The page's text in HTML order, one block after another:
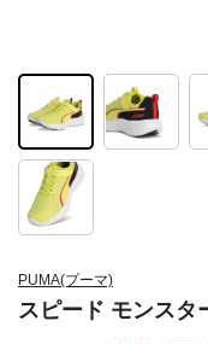
PUMA(プーマ)
スピード モンスタ